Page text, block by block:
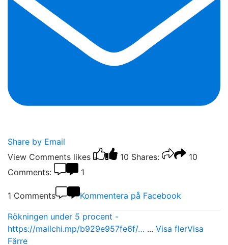
Share by Email
View Comments likes 10 Shares:
10
Comments:
1
1 Comments Kommentera på Facebook
Rökningen under 5 procent -
https://mailchi.mp/b929e957fe6f/… ... Visa flerVisa
Färre